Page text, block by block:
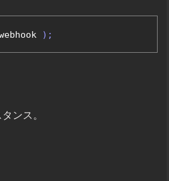
);
ンス。